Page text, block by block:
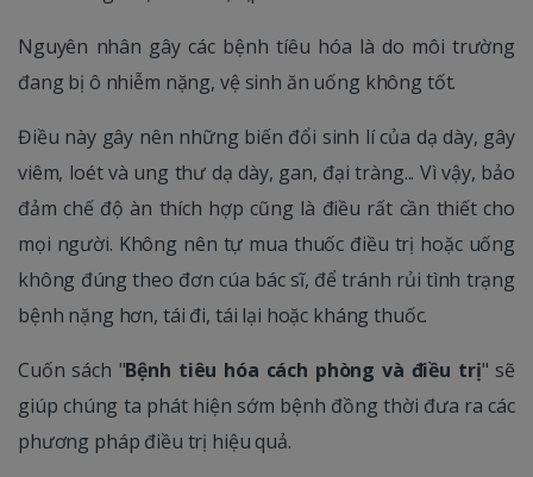
Nguyên nhân gây các bệnh tíêu hóa là do môi trường
đang bị ô nhiễm nặng, vệ sinh ăn uống không tốt.
Điều này gây nên những biến đổi sinh lí của dạ dày, gây
viêm, loét và ung thư dạ dày, gan, đại tràng... Vì vậy, bảo
đảm chế độ àn thích hợp cũng là điều rất cần thiết cho
mọi người. Không nên tự mua thuốc điều trị hoặc uống
không đúng theo đơn cúa bác sĩ, để tránh rủi tình trạng
bệnh nặng hơn, tái đi, tái lại hoặc kháng thuốc.
Cuốn sách "Bệnh tiêu hóa cách phòng và điều trị" sẽ
giúp chúng ta phát hiện sớm bệnh đồng thời đưa ra các
phương pháp điều trị hiệu quả.